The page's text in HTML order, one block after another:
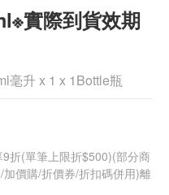
實際到貨效期
毫升 x 1 x 1Bottle瓶
折(單筆上限折$500)(部分商
價購/折價券/折扣碼併用)離